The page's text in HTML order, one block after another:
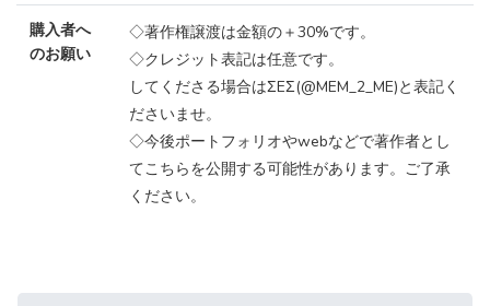
購入者へ
のお願い
◇著作権譲渡は金額の＋30%です。
◇クレジット表記は任意です。
してくださる場合はΣEΣ(@MEM_2_ME)と表記く
ださいませ。
◇今後ポートフォリオやwebなどで著作者とし
てこちらを公開する可能性があります。ご了承
ください。